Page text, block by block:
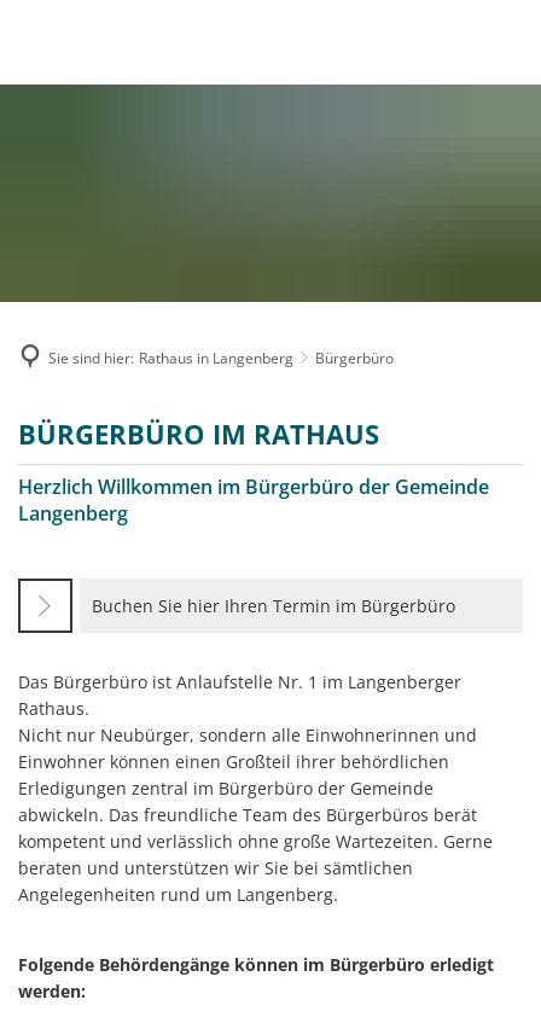
Sie sind hier: Rathaus in Langenberg Bürgerbüro
Bürgerbüro
BÜRGERBÜRO IM RATHAUS
Herzlich Willkommen im Bürgerbüro der Gemeinde
Langenberg
Buchen Sie hier Ihren Termin im Bürgerbüro
Das Bürgerbüro ist Anlaufstelle Nr. 1 im Langenberger
Rathaus.
Nicht nur Neubürger, sondern alle Einwohnerinnen und
Einwohner können einen Großteil ihrer behördlichen
Erledigungen zentral im Bürgerbüro der Gemeinde
abwickeln. Das freundliche Team des Bürgerbüros berät
kompetent und verlässlich ohne große Wartezeiten. Gerne
beraten und unterstützen wir Sie bei sämtlichen
Angelegenheiten rund um Langenberg.
Folgende Behördengänge können im Bürgerbüro erledigt
werden: